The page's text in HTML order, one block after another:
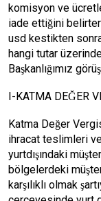
komisyon ve
iade ettiğini
usd kestikten
hangi tutar
Başkanlığımız
I-KATMA DEĞER
Katma Değer
ihracat teslimleri
yurtdışındaki
bölgelerdeki
karşılıklı olmak